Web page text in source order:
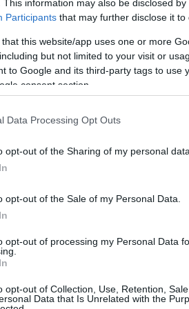
This information may also be disclosed
Participants that may further disclose it to
that this website/app uses one or more
but not limited to your visit or
to Google and its third-party tags to use
consent section.
Data Processing Opt Outs
opt-out of the Sharing of my personal data.
opt-out of the Sale of my Personal Data.
opt-out of processing my Personal Data
opt-out of Collection, Use, Retention,
Data that Is Unrelated with the
Δημητρίου για την
καθαρά πρώτη δύναμη στην
καλή επιτυχία στα μέλη
βρίσκεται σταθερά δίπλα